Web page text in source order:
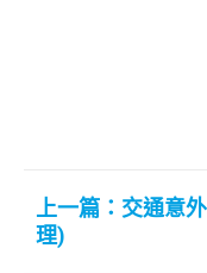
上一篇：交通意
理)